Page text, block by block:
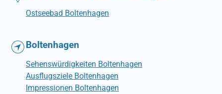
Ostseebad Boltenhagen
Boltenhagen
Sehenswürdigkeiten Boltenhagen
Ausflugsziele Boltenhagen
Impressionen Boltenhagen